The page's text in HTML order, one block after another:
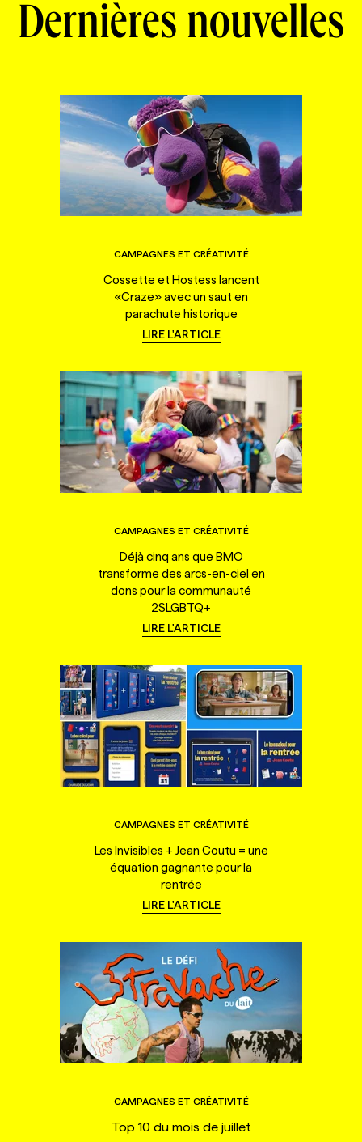
Dernières nouvelles
CAMPAGNES ET CRÉATIVITÉ
Cossette et Hostess lancent
«Craze» avec un saut en
parachute historique
LIRE L'ARTICLE
CAMPAGNES ET CRÉATIVITÉ
Déjà cinq ans que BMO
transforme des arcs-en-ciel en
dons pour la communauté
2SLGBTQ+
LIRE L'ARTICLE
CAMPAGNES ET CRÉATIVITÉ
Les Invisibles + Jean Coutu = une
équation gagnante pour la
rentrée
LIRE L'ARTICLE
CAMPAGNES ET CRÉATIVITÉ
Top 10 du mois de juillet